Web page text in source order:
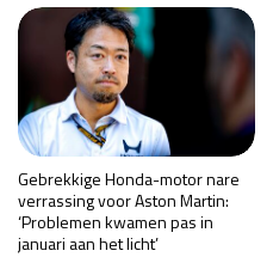
Gebrekkige Honda-motor nare
verrassing voor Aston Martin:
‘Problemen kwamen pas in
januari aan het licht’